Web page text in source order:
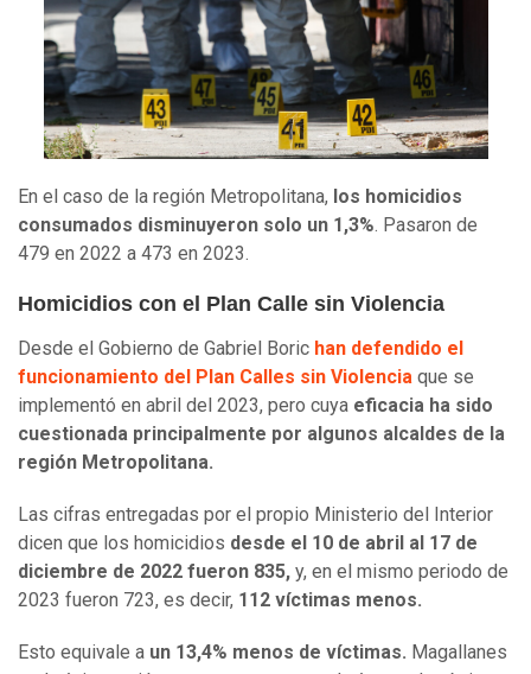
En el caso de la región Metropolitana, los homicidios
consumados disminuyeron solo un 1,3%. Pasaron de
479 en 2022 a 473 en 2023.
Homicidios con el Plan Calle sin Violencia
Desde el Gobierno de Gabriel Boric han defendido el
funcionamiento del Plan Calles sin Violencia que se
implementó en abril del 2023, pero cuya eficacia ha sido
cuestionada principalmente por algunos alcaldes de la
región Metropolitana.
Las cifras entregadas por el propio Ministerio del Interior
dicen que los homicidios desde el 10 de abril al 17 de
diciembre de 2022 fueron 835, y, en el mismo periodo de
2023 fueron 723, es decir, 112 víctimas menos.
Esto equivale a un 13,4% menos de víctimas. Magallanes